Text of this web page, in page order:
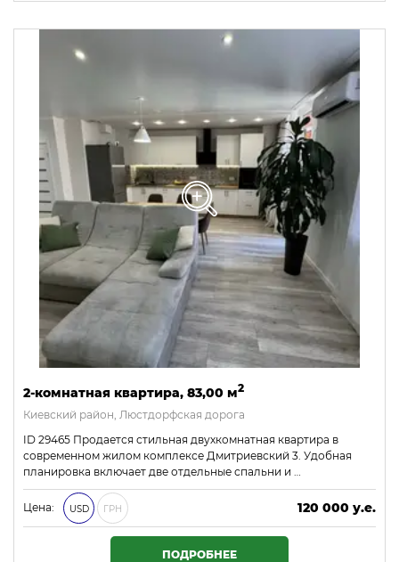
2-комнатная квартира, 83,00 м2
Киевский район, Люстдорфская дорога
ID 29465 Продается стильная двухкомнатная квартира в
современном жилом комплексе Дмитриевский 3. Удобная
планировка включает две отдельные спальни и …
Цена: USD ГРН
120 000 у.е.
5 160 000 ₴
ПОДРОБНЕЕ